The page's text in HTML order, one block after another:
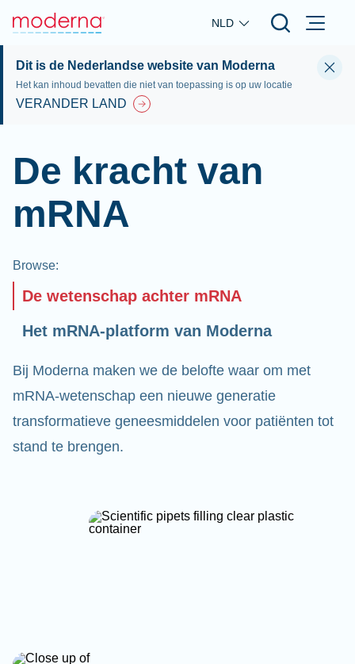
Skip to main content
NLD
Dit is de Nederlandse website van Moderna
Het kan inhoud bevatten die niet van toepassing is op uw locatie
VERANDER LAND
De kracht van
mRNA
Browse:
De wetenschap achter mRNA
Het mRNA-platform van Moderna
Bij Moderna maken we de belofte waar om met
mRNA-wetenschap een nieuwe generatie
transformatieve geneesmiddelen voor patiënten tot
stand te brengen.